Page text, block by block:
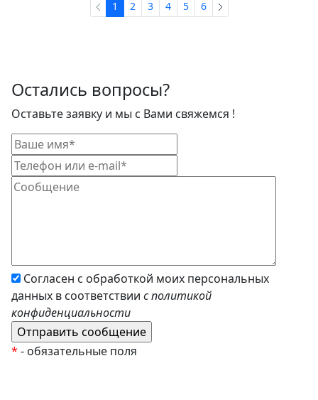
1 2 3 4 5 6
Остались вопросы?
Оставьте заявку и мы с Вами свяжемся !
Согласен с обработкой моих персональных
данных в соответствии с политикой
конфиденциальности
* - обязательные поля